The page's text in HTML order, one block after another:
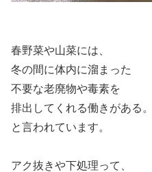
春野菜や山菜には、
冬の間に体内に溜まった
不要な老廃物や毒素を
排出してくれる働きがある。
と言われています。
アク抜きや下処理って、